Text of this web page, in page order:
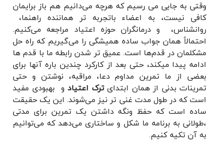
وقتی به جایی می رسیم که هرچه می‌دانیم هم باز برایمان
کافی نیست، به اعضاء باتجربه تر هماننده راهنما،
روانشناس، و درمانگران حوزه اعتیاد مراجعه می‌کنیم.
احتمالاً همان جواب ساده همیشگی را می‌گیریم که راه حل
مشکلمان در قدم‌ها است. عمیق تر شدن رابطه ما با قدم ها
ادامه پیدا میکند، حتی بعد از کارکرد چندین باره آنها برای
بعضی از ما تمرین مداومدعا، مراقبه، نوشتن و حتی
تمرینات بدنی از همان ابتدایترک اعتیاد و بهبودی مفید
است که در طول مدت غنی تر نیز می‌شوند. این یک حقیقت
ساده است که حفظ ونگه داشتن یک تمرین برای مدتی
،طولانی به برنامه ما شکل و ساختاری می‌دهد که می‌توانیم
به آن تکیه کنیم.